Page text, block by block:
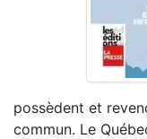
possèdent et
commun. Le